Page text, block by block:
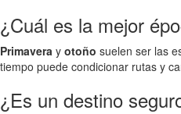
¿Cuál es la mejor
Primavera y otoño suelen ser las
tiempo puede condicionar rutas y
¿Es un destino